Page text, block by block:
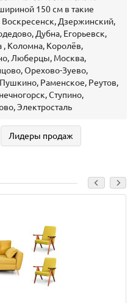
150 см в такие
Дзержинский,
Дубна, Егорьевск,
, Коломна, Королёв,
Люберцы, Москва,
Орехово-Зуево,
Раменское, Реутов,
Ступино,
Электросталь
Лидеры продаж